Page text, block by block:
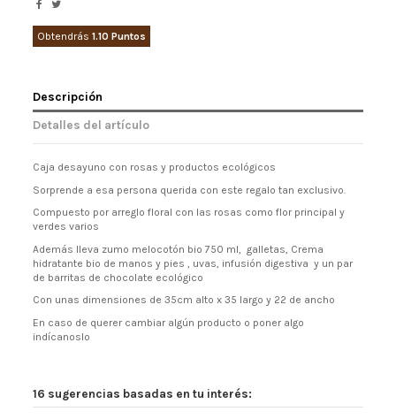
Obtendrás1.10 Puntos
Descripción
Detalles del artículo
Caja desayuno con rosas y productos ecológicos
Sorprende a esa persona querida con este regalo tan exclusivo.
Compuesto por arreglo floral con las rosas como flor principal y
verdes varios
Además lleva zumo melocotón bio 750 ml, galletas, Crema
hidratante bio de manos y pies , uvas, infusión digestiva y un par
de barritas de chocolate ecológico
Con unas dimensiones de 35cm alto x 35 largo y 22 de ancho
En caso de querer cambiar algún producto o poner algo
indícanoslo
16 sugerencias basadas en tu interés: